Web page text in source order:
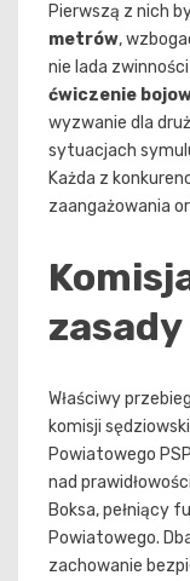
Pierwszą z nich
metrów,
nie lada
ćwiczenie
wyzwanie dla
sytuacjach
Każda z
zaangażowania
Właściwy
komisji
Powiatowego
nad
Boksa, pełniący
Powiatowego.
zachowanie